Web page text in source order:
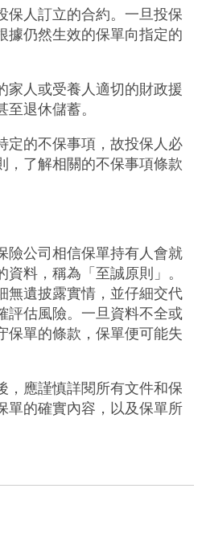
保人訂立的合約。一旦投保
據仍然生效的保單向指定的
家人或受養人適切的財政援
退休儲蓄。
定的不保事項，故投保人必
，了解相關的不保事項條款
險公司相信保單持有人會就
料，稱為「至誠原則」。
無遺披露實情，並仔細交代
評估風險。一旦資料不全或
保單的條款，保單便可能失
，應謹慎詳閱所有文件和保
單的確實內容，以及保單所